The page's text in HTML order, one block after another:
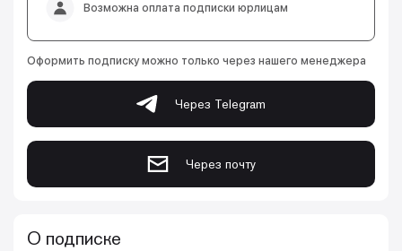
Возможна оплата подписки юрлицам
Оформить подписку можно только через нашего менеджера
Через Telegram
Через почту
О подписке